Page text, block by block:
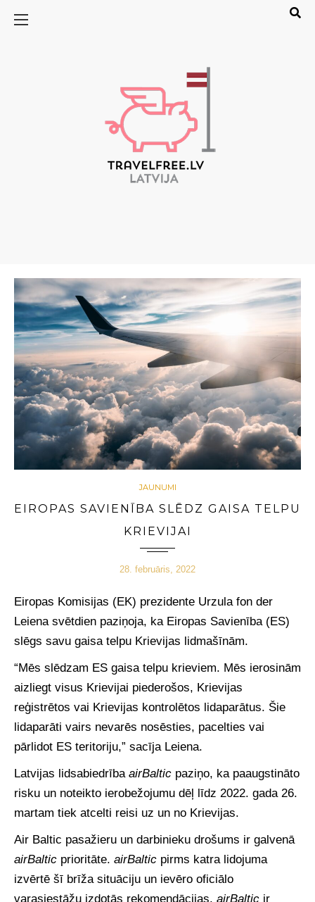
JAUNUMI
EIROPAS SAVIENĪBA SLĒDZ GAISA TELPU
KRIEVIJAI
28. februāris, 2022
Eiropas Komisijas (EK) prezidente Urzula fon der
Leiena svētdien paziņoja, ka Eiropas Savienība (ES)
slēgs savu gaisa telpu Krievijas lidmašīnām.
“Mēs slēdzam ES gaisa telpu krieviem. Mēs ierosinām
aizliegt visus Krievijai piederošos, Krievijas
reģistrētos vai Krievijas kontrolētos lidaparātus. Šie
lidaparāti vairs nevarēs nosēsties, pacelties vai
pārlidot ES teritoriju,” sacīja Leiena.
Latvijas lidsabiedrība airBaltic paziņo, ka paaugstināto
risku un noteikto ierobežojumu dēļ līdz 2022. gada 26.
martam tiek atcelti reisi uz un no Krievijas.
Air Baltic pasažieru un darbinieku drošums ir galvenā
airBaltic prioritāte. airBaltic pirms katra lidojuma
izvērtē šī brīža situāciju un ievēro oficiālo
varasiestāžu izdotās rekomendācijas. airBaltic ir